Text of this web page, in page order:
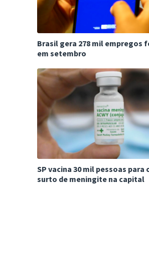
Brasil gera 278 mil empregos
em setembro
SP vacina 30 mil pessoas para
surto de meningite na capital